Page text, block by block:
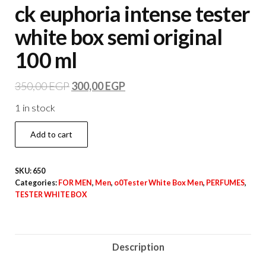
ck euphoria intense tester
white box semi original
100 ml
350,00EGP300,00EGP
1 in stock
Add to cart
SKU: 650
Categories: FOR MEN, Men, o0Tester White Box Men, PERFUMES,
TESTER WHITE BOX
Description